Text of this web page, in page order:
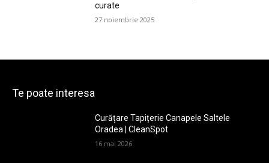
curate
27 noiembrie 2025
Te poate interesa
Curățare Tapițerie Canapele Saltele
Oradea | CleanSpot
16 mai 2026